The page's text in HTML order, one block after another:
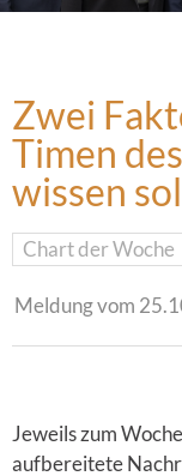
Zwei
Timen
wissen
Chart der Woche
Meldung vom
Jeweils zum
aufbereitete